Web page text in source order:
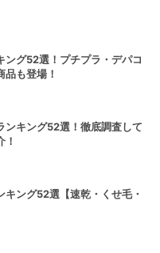
ング52選！プチプラ・デパコ
品も登場！
ンキング52選！徹底調査して
！
キング52選【速乾・くせ毛・